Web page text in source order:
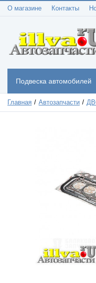
О магазине Контакты
Подвеска автомобилей
Главная Автозапчасти